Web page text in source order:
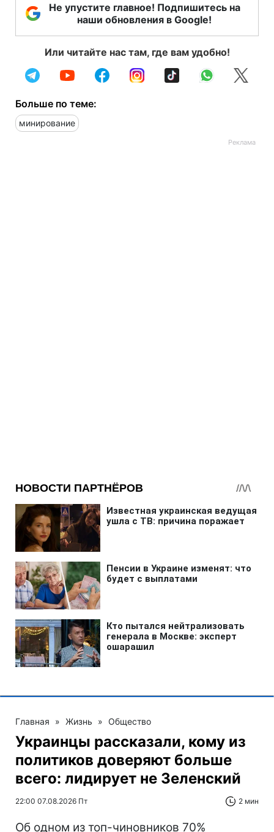
Не упустите главное! Подпишитесь на
наши обновления в Google!
Или читайте нас там, где вам удобно!
Больше по теме:
минирование
Главная » Жизнь » Общество
Украинцы рассказали, кому из
политиков доверяют больше
всего: лидирует не Зеленский
22:00 07.08.2026 Пт 2 мин
Об одном из топ-чиновников 70%